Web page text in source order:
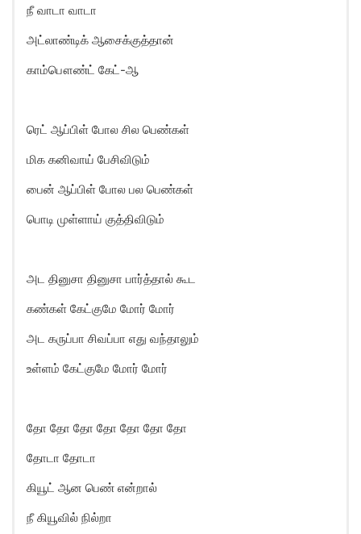
நீ வாடா வாடா
அட்லாண்டிக் ஆசைக்குத்தான்
காம்பௌண்ட் கேட்-ஆ
ரெட் ஆப்பிள் போல சில பெண்கள்
மிக கனிவாய் பேசிவிடும்
பைன் ஆப்பிள் போல பல பெண்கள்
பொடி முள்ளாய் குத்திவிடும்
அட தினுசா தினுசா பார்த்தால் கூட
கண்கள் கேட்குமே மோர் மோர்
அட கருப்பா சிவப்பா எது வந்தாலும்
உள்ளம் கேட்குமே மோர் மோர்
தோ தோ தோ தோ தோ தோ தோ
தோடா தோடா
கியூட் ஆன பெண் என்றால்
நீ கியூவில் நில்றா